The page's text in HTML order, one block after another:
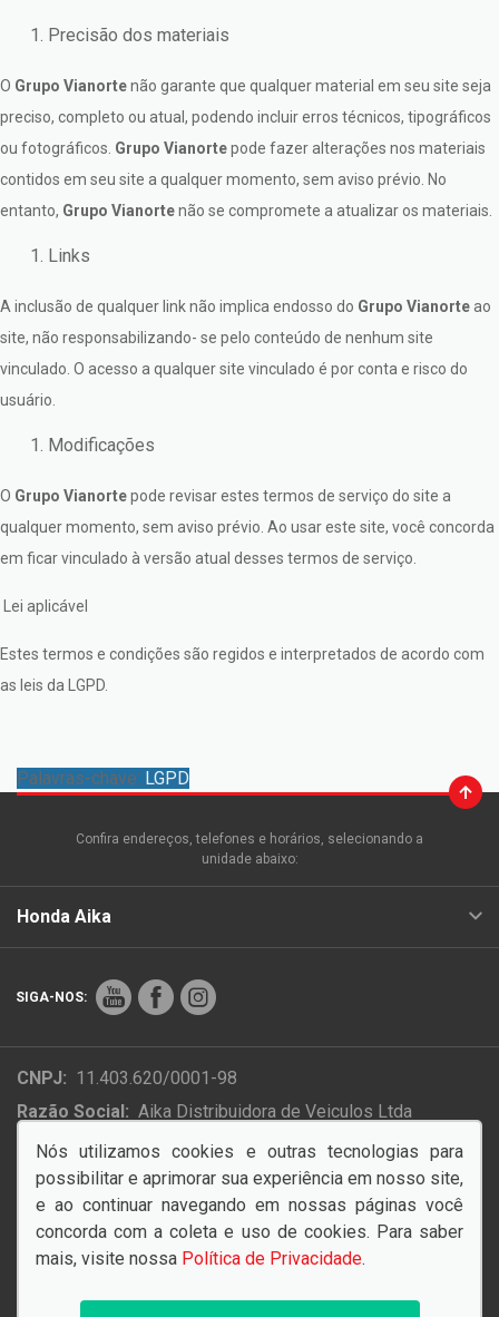
Precisão dos materiais
O Grupo Vianortenão garante que qualquer material em seu site seja
preciso, completo ou atual, podendo incluir erros técnicos, tipográficos
ou fotográficos. Grupo Vianortepode fazer alterações nos materiais
contidos em seu site a qualquer momento, sem aviso prévio. No
entanto, Grupo Vianortenão se compromete a atualizar os materiais.
Links
A inclusão de qualquer link não implica endosso do Grupo Vianorteao
site, não responsabilizando- se pelo conteúdo de nenhum site
vinculado. O acesso a qualquer site vinculado é por conta e risco do
usuário.
Modificações
O Grupo Vianortepode revisar estes termos de serviço do site a
qualquer momento, sem aviso prévio. Ao usar este site, você concorda
em ficar vinculado à versão atual desses termos de serviço.
Lei aplicável
Estes termos e condições são regidos e interpretados de acordo com
as leis da LGPD.
Palavras-chave: LGPD
Confira endereços, telefones e horários, selecionando a
unidade abaixo:
Honda Aika
SIGA-NOS:
CNPJ: 11.403.620/0001-98
Razão Social: Aika Distribuidora de Veiculos Ltda
Endereço Matriz:
Rua Colonizador Ênio Pipino, 4854 -
Setor Industrial Norte - Sinop-MT
Nós utilizamos cookies e outras tecnologias para
possibilitar e aprimorar sua experiência em nosso site,
e ao continuar navegando em nossas páginas você
concorda com a coleta e uso de cookies. Para saber
mais, visite nossa Política de Privacidade.